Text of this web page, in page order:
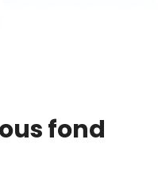
fond